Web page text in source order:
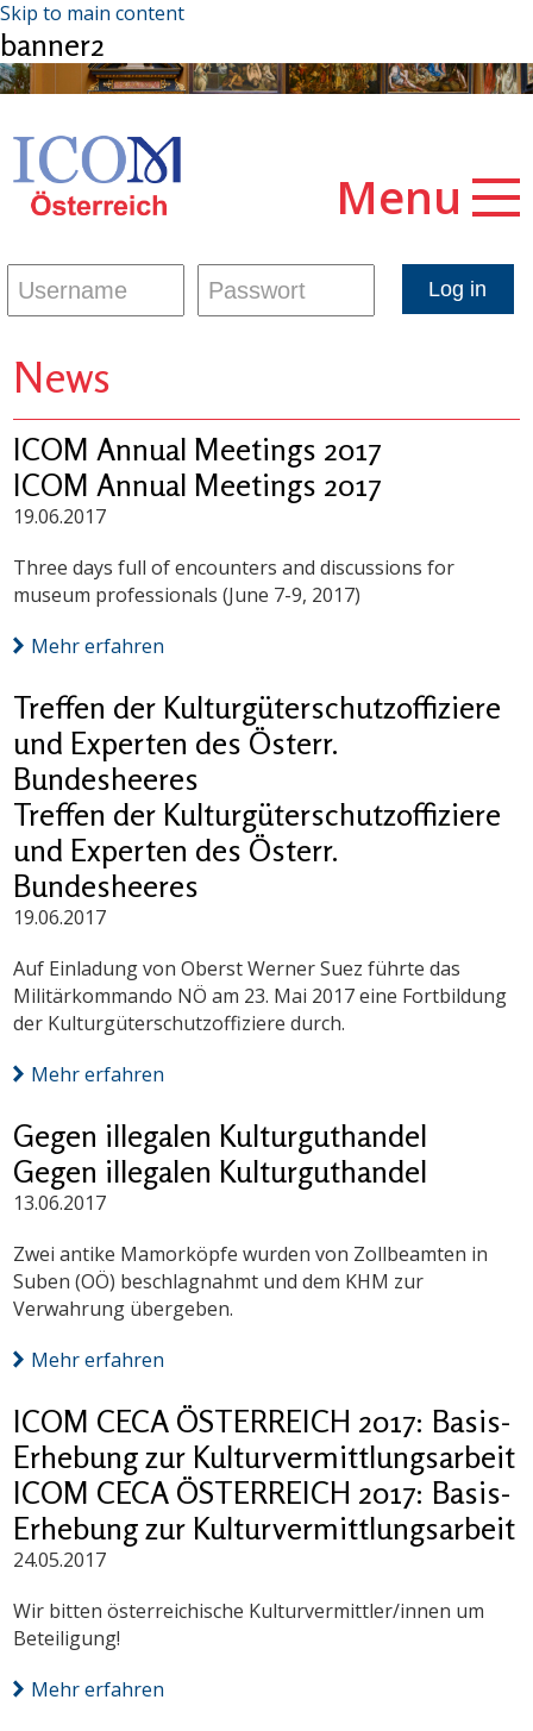
Skip to main content
banner2
Menu
News
ICOM Annual Meetings 2017
ICOM Annual Meetings 2017
19.06.2017
Three days full of encounters and discussions for
museum professionals (June 7-9, 2017)
Mehr erfahren
Treffen der Kulturgüterschutzoffiziere
und Experten des Österr.
Bundesheeres
Treffen der Kulturgüterschutzoffiziere
und Experten des Österr.
Bundesheeres
19.06.2017
Auf Einladung von Oberst Werner Suez führte das
Militärkommando NÖ am 23. Mai 2017 eine Fortbildung
der Kulturgüterschutzoffiziere durch.
Mehr erfahren
Gegen illegalen Kulturguthandel
Gegen illegalen Kulturguthandel
13.06.2017
Zwei antike Mamorköpfe wurden von Zollbeamten in
Suben (OÖ) beschlagnahmt und dem KHM zur
Verwahrung übergeben.
Mehr erfahren
ICOM CECA ÖSTERREICH 2017: Basis-
Erhebung zur Kulturvermittlungsarbeit
ICOM CECA ÖSTERREICH 2017: Basis-
Erhebung zur Kulturvermittlungsarbeit
24.05.2017
Wir bitten österreichische Kulturvermittler/innen um
Beteiligung!
Mehr erfahren